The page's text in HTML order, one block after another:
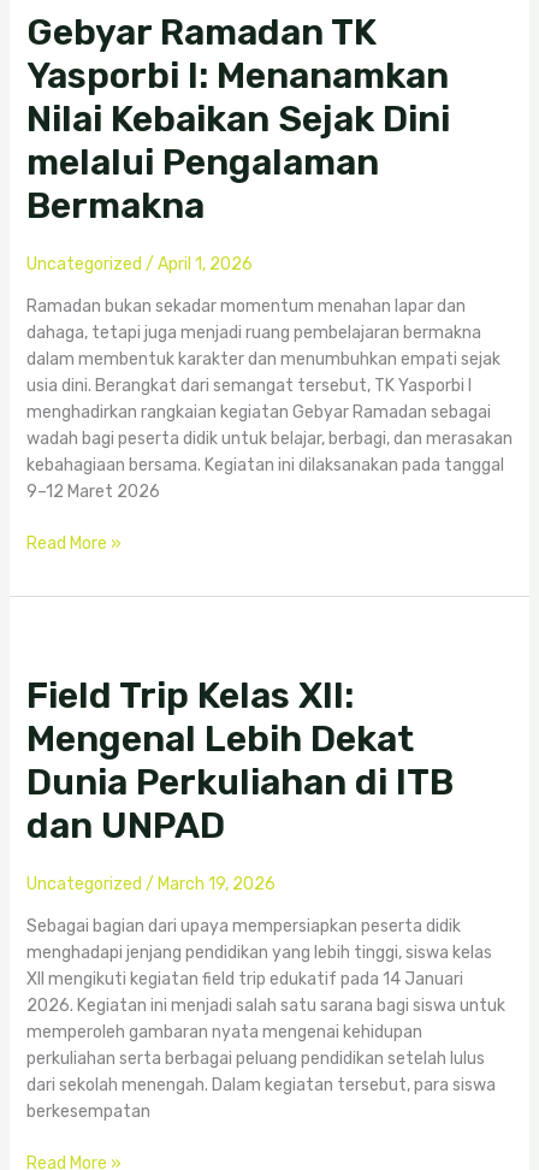
Gebyar Ramadan TK
Yasporbi I: Menanamkan
Nilai Kebaikan Sejak Dini
melalui Pengalaman
Bermakna
Uncategorized / April 1, 2026
Ramadan bukan sekadar momentum menahan lapar dan
dahaga, tetapi juga menjadi ruang pembelajaran bermakna
dalam membentuk karakter dan menumbuhkan empati sejak
usia dini. Berangkat dari semangat tersebut, TK Yasporbi I
menghadirkan rangkaian kegiatan Gebyar Ramadan sebagai
wadah bagi peserta didik untuk belajar, berbagi, dan merasakan
kebahagiaan bersama. Kegiatan ini dilaksanakan pada tanggal
9–12 Maret 2026
TK
Yasporbi
I:
Menanamkan
Nilai
Kebaikan
Dini
Pengalaman
Read More »
Field Trip Kelas XII:
Mengenal Lebih Dekat
Dunia Perkuliahan di ITB
dan UNPAD
Uncategorized / March 19, 2026
Sebagai bagian dari upaya mempersiapkan peserta didik
menghadapi jenjang pendidikan yang lebih tinggi, siswa kelas
XII mengikuti kegiatan field trip edukatif pada 14 Januari
2026. Kegiatan ini menjadi salah satu sarana bagi siswa untuk
memperoleh gambaran nyata mengenai kehidupan
perkuliahan serta berbagai peluang pendidikan setelah lulus
dari sekolah menengah. Dalam kegiatan tersebut, para siswa
berkesempatan
Kelas
XII:
Mengenal
Lebih
Dekat
Dunia
di
dan
UNPAD
Read More »